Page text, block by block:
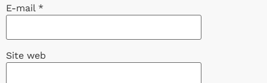
E-mail *
Site web